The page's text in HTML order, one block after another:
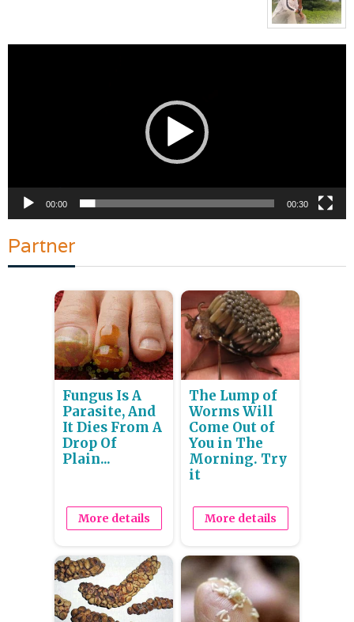
00:00 00:30
Partner
Fungus Is A
Parasite, And
It Dies From A
Drop Of
Plain...
More details
The Lump of
Worms Will
Come Out of
You in The
Morning. Try
it
More details